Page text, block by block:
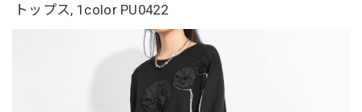
トップス, 1color PU0422